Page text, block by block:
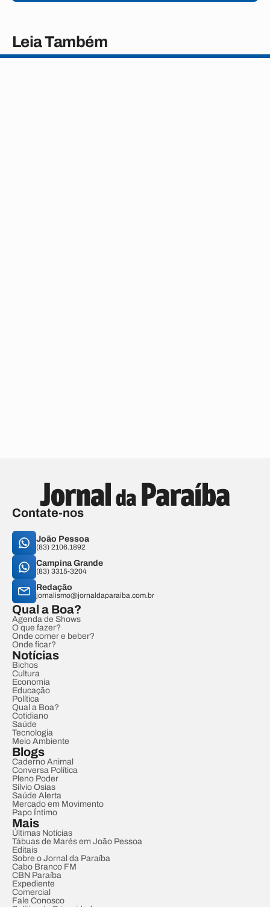
Leia Também
Contate-nos
João Pessoa
(83) 2106.1892
Campina Grande
(83) 3315-3204
Redação
jornalismo@jornaldaparaiba.com.br
Qual a Boa?
Agenda de Shows
O que fazer?
Onde comer e beber?
Onde ficar?
Notícias
Bichos
Cultura
Economia
Educação
Política
Qual a Boa?
Cotidiano
Saúde
Tecnologia
Meio Ambiente
Blogs
Caderno Animal
Conversa Política
Pleno Poder
Sílvio Osias
Saúde Alerta
Mercado em Movimento
Papo Íntimo
Mais
Últimas Notícias
Tábuas de Marés em João Pessoa
Editais
Sobre o Jornal da Paraíba
Cabo Branco FM
CBN Paraíba
Expediente
Comercial
Fale Conosco